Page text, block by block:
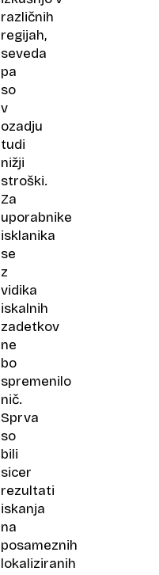
različnih
regijah,
seveda
pa
so
v
ozadju
tudi
nižji
stroški.
Za
uporabnike
isklanika
se
z
vidika
iskalnih
zadetkov
ne
bo
spremenilo
nič.
Sprva
so
bili
sicer
rezultati
iskanja
na
posameznih
lokaliziranih